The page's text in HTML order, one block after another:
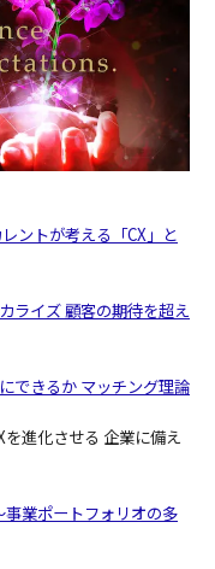
ントが考える「CX」と
ライズ 顧客の期待を超え
できるか マッチング理論
進化させる 企業に備え
業ポートフォリオの多